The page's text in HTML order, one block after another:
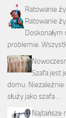
Ratowanie
Ratowanie
problemie.
Szafa jest
domu.
służy jako szafa …
Najtańsze